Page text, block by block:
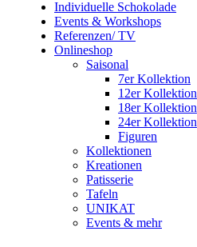
Individuelle Schokolade
Events & Workshops
Referenzen/ TV
Onlineshop
Saisonal
7er Kollektion
12er Kollektion
18er Kollektion
24er Kollektion
Figuren
Kollektionen
Kreationen
Patisserie
Tafeln
UNIKAT
Events & mehr